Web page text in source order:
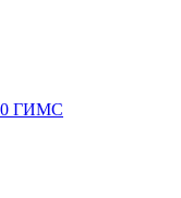
ГИМС